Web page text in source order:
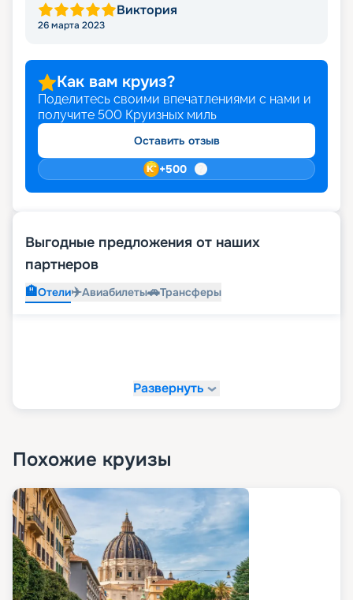
Виктория
26 марта 2023
Как вам круиз?
Поделитесь своими впечатлениями с нами и
получите 500 Круизных миль
Оставить отзыв
+500
Выгодные предложения от наших
партнеров
🏨Отели✈️Авиабилеты🚗Трансферы
Развернуть
Похожие круизы